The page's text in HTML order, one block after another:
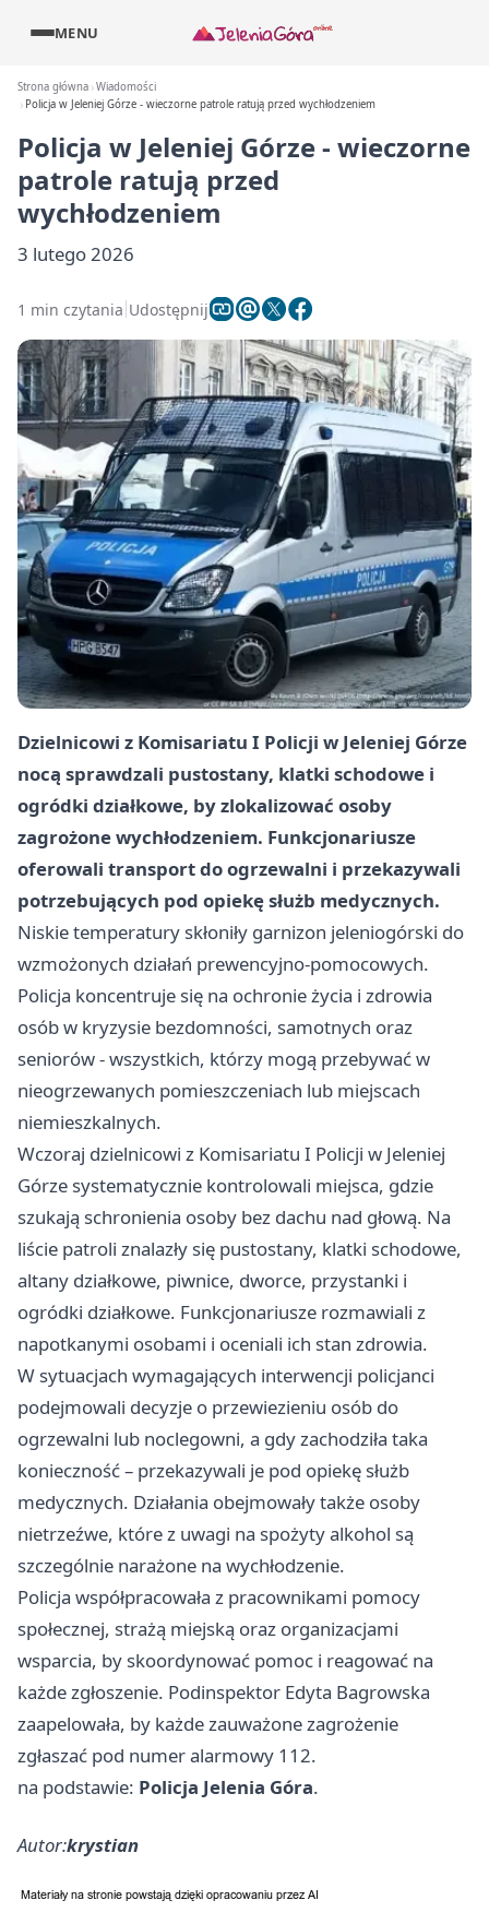
MENU
Strona główna Wiadomości
Policja w Jeleniej Górze - wieczorne patrole ratują przed wychłodzeniem
Policja w Jeleniej Górze - wieczorne
patrole ratują przed
wychłodzeniem
3 lutego 2026
1 min czytania Udostępnij
Dzielnicowi z Komisariatu I Policji w Jeleniej Górze
nocą sprawdzali pustostany, klatki schodowe i
ogródki działkowe, by zlokalizować osoby
zagrożone wychłodzeniem. Funkcjonariusze
oferowali transport do ogrzewalni i przekazywali
potrzebujących pod opiekę służb medycznych.
Niskie temperatury skłoniły garnizon jeleniogórski do
wzmożonych działań prewencyjno-pomocowych.
Policja koncentruje się na ochronie życia i zdrowia
osób w kryzysie bezdomności, samotnych oraz
seniorów - wszystkich, którzy mogą przebywać w
nieogrzewanych pomieszczeniach lub miejscach
niemieszkalnych.
Wczoraj dzielnicowi z Komisariatu I Policji w Jeleniej
Górze systematycznie kontrolowali miejsca, gdzie
szukają schronienia osoby bez dachu nad głową. Na
liście patroli znalazły się pustostany, klatki schodowe,
altany działkowe, piwnice, dworce, przystanki i
ogródki działkowe. Funkcjonariusze rozmawiali z
napotkanymi osobami i oceniali ich stan zdrowia.
W sytuacjach wymagających interwencji policjanci
podejmowali decyzje o przewiezieniu osób do
ogrzewalni lub noclegowni, a gdy zachodziła taka
konieczność – przekazywali je pod opiekę służb
medycznych. Działania obejmowały także osoby
nietrzeźwe, które z uwagi na spożyty alkohol są
szczególnie narażone na wychłodzenie.
Policja współpracowała z pracownikami pomocy
społecznej, strażą miejską oraz organizacjami
wsparcia, by skoordynować pomoc i reagować na
każde zgłoszenie. Podinspektor Edyta Bagrowska
zaapelowała, by każde zauważone zagrożenie
zgłaszać pod numer alarmowy 112.
na podstawie: Policja Jelenia Góra.
Autor:krystian